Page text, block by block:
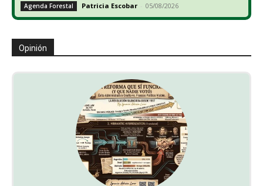
Agenda Forestal Patricia Escobar - 05/08/2026
Opinión